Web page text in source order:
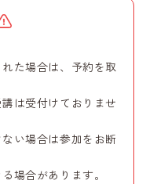
た場合は、予約を取
は受付けておりませ
い場合は参加をお断
場合があります。